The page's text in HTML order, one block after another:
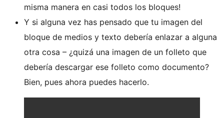
misma manera en casi todos los bloques!
Y si alguna vez has pensado que tu imagen del
bloque de medios y texto debería enlazar a alguna
otra cosa – ¿quizá una imagen de un folleto que
debería descargar ese folleto como documento?
Bien, pues ahora puedes hacerlo.